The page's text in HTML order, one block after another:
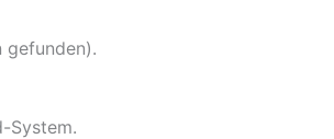
System.